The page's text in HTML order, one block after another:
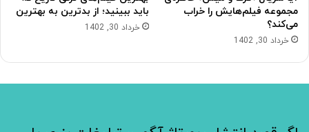
مجموعه‌ فیلم‌هایش را خراب
می‌کند؟
خرداد 30, 1402
باید ببینید؛ از بدترین به بهترین
خرداد 30, 1402